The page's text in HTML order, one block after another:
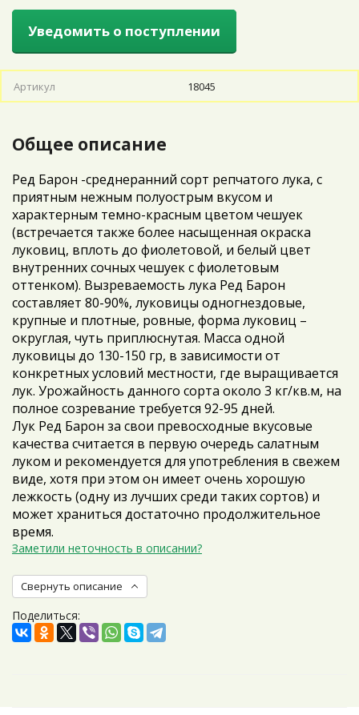
Уведомить о поступлении
Артикул 18045
Общее описание
Ред Барон -среднеранний сорт репчатого лука, с
приятным нежным полуострым вкусом и
характерным темно-красным цветом чешуек
(встречается также более насыщенная окраска
луковиц, вплоть до фиолетовой, и белый цвет
внутренних сочных чешуек с фиолетовым
оттенком). Вызреваемость лука Ред Барон
составляет 80-90%, луковицы одногнездовые,
крупные и плотные, ровные, форма луковиц –
округлая, чуть приплюснутая. Масса одной
луковицы до 130-150 гр, в зависимости от
конкретных условий местности, где выращивается
лук. Урожайность данного сорта около 3 кг/кв.м, на
полное созревание требуется 92-95 дней.
Лук Ред Барон за свои превосходные вкусовые
качества считается в первую очередь салатным
луком и рекомендуется для употребления в свежем
виде, хотя при этом он имеет очень хорошую
лежкость (одну из лучших среди таких сортов) и
может храниться достаточно продолжительное
время.
Заметили неточность в описании?
Свернуть описание
Поделиться: